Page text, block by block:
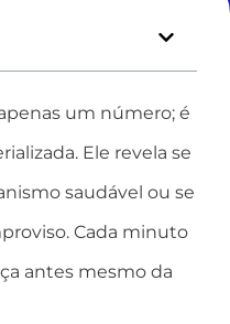
um número; é
Ele revela se
saudável ou se
Cada minuto
antes mesmo da